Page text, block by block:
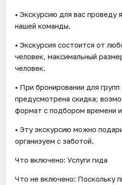
• Экскурсию для вас проведу
нашей команды.
• Экскурсия состоится от
человек, максимальный
человек.
• При бронировании для
предусмотрена скидка;
формат с подбором времени
• Эту экскурсию можно
организуем с заботой.
Что включено: Услуги гида
Что не включено: Поскольку